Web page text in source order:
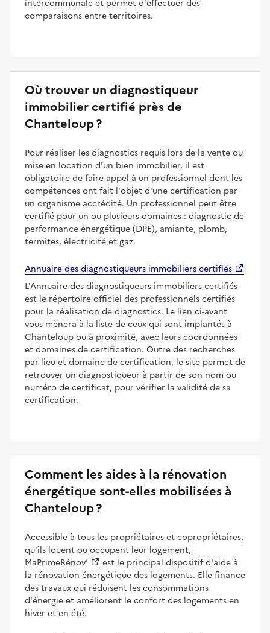
intercommunale et permet d'effectuer des
comparaisons entre territoires.
Où trouver un diagnostiqueur
immobilier certifié près de
Chanteloup ?
Pour réaliser les diagnostics requis lors de la vente ou
mise en location d'un bien immobilier, il est
obligatoire de faire appel à un professionnel dont les
compétences ont fait l'objet d'une certification par
un organisme accrédité. Un professionnel peut être
certifié pour un ou plusieurs domaines : diagnostic de
performance énergétique (DPE), amiante, plomb,
termites, électricité et gaz.
Annuaire des diagnostiqueurs immobiliers certifiés
L'Annuaire des diagnostiqueurs immobiliers certifiés
est le répertoire officiel des professionnels certifiés
pour la réalisation de diagnostics. Le lien ci-avant
vous mènera à la liste de ceux qui sont implantés à
Chanteloup ou à proximité, avec leurs coordonnées
et domaines de certification. Outre des recherches
par lieu et domaine de certification, le site permet de
retrouver un diagnostiqueur à partir de son nom ou
numéro de certificat, pour vérifier la validité de sa
certification.
Comment les aides à la rénovation
énergétique sont-elles mobilisées à
Chanteloup ?
Accessible à tous les propriétaires et copropriétaires,
qu'ils louent ou occupent leur logement,
MaPrimeRénov’
est le principal dispositif d'aide à
la rénovation énergétique des logements. Elle finance
des travaux qui réduisent les consommations
d'énergie et améliorent le confort des logements en
hiver et en été.